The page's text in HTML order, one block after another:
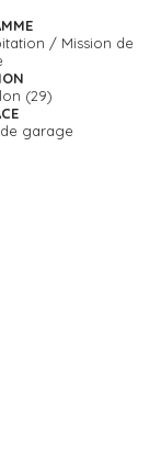
/ Mission de
(29)
de garage